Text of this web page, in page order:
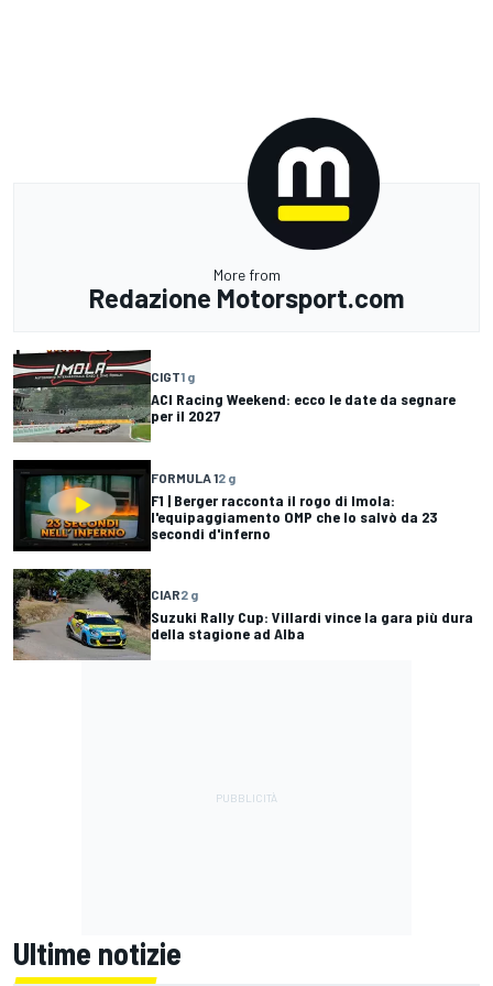
More from
Redazione Motorsport.com
CIGT1 g
ACI Racing Weekend: ecco le date da segnare
per il 2027
FORMULA 12 g
F1 | Berger racconta il rogo di Imola:
l'equipaggiamento OMP che lo salvò da 23
secondi d'inferno
CIAR2 g
Suzuki Rally Cup: Villardi vince la gara più dura
della stagione ad Alba
Ultime notizie